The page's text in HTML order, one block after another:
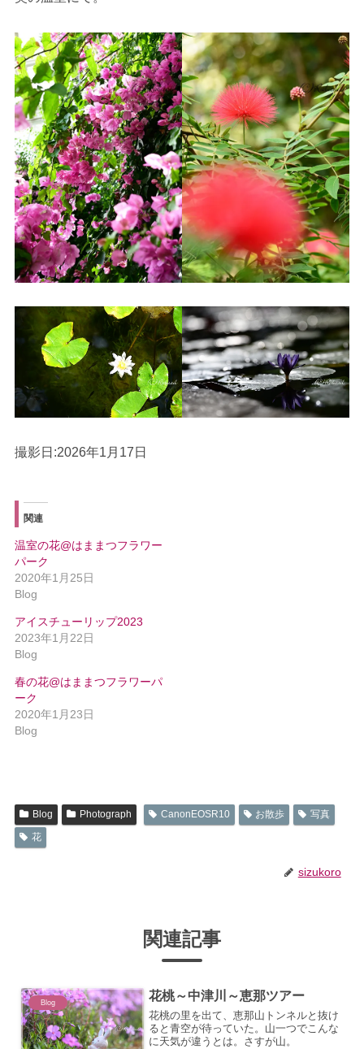
撮影日:2026年1月17日
関連
温室の花@はままつフラワー
パーク
2020年1月25日
Blog
アイスチューリップ2023
2023年1月22日
Blog
春の花@はままつフラワーパ
ーク
2020年1月23日
Blog
Blog Photograph CanonEOSR10 お散歩
写真
花
sizukoro
関連記事
Blog 花桃～中津川～恵那ツアー
花桃の里を出て、恵那山トンネルと抜け
ると青空が待っていた。山一つでこんな
に天気が違うとは。さすが山。